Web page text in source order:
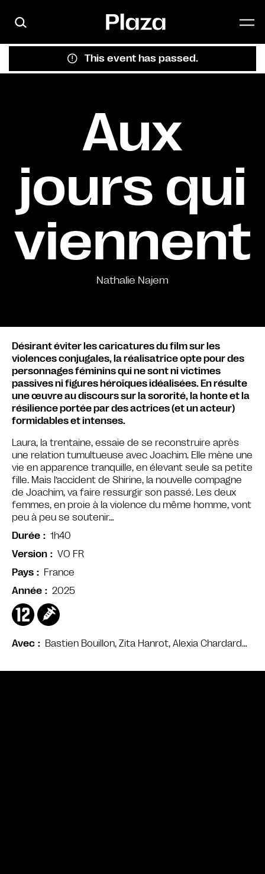
This event has passed.
Aux
jours qui
viennent
Nathalie Najem
Avec Bastien Bouillon, Zita Hanrot, Alexia Chardard…
Désirant éviter les caricatures du film sur les
violences conjugales, la réalisatrice opte pour des
personnages féminins qui ne sont ni victimes
passives ni figures héroïques idéalisées. En résulte
une œuvre au discours sur la sororité, la honte et la
résilience portée par des actrices (et un acteur)
formidables et intenses.
Laura, la trentaine, essaie de se reconstruire après
une relation tumultueuse avec Joachim. Elle mène une
vie en apparence tranquille, en élevant seule sa petite
fille. Mais l’accident de Shirine, la nouvelle compagne
de Joachim, va faire ressurgir son passé. Les deux
femmes, en proie à la violence du même homme, vont
peu à peu se soutenir…
Durée
1h40
Version
VO FR
Pays
France
Année
2025